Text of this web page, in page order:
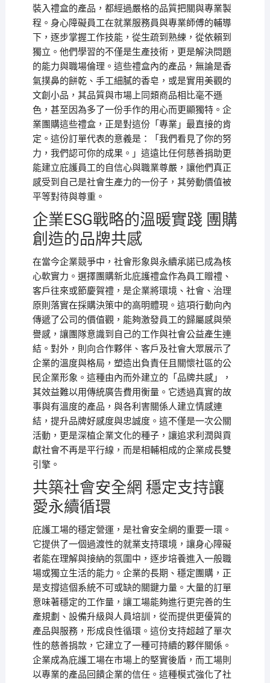
裝入禮盒的產品，都經過嚴格的品質把關與專業製
程。身心障礙員工在就業服務員與專業師傅的輔導
下，逐步掌握工作技能，從生疏到熟練，從依賴到
獨立。他們學習的不僅是生產技術，更是解決問題
的能力與職場倫理。這些禮盒內的產品，無論是香
氣撲鼻的餅乾、手工細膩的香皂，或是實用美觀的
文創小品，其品質與市場上同類商品相比毫不遜
色，甚至因為多了一份手作的用心而更顯獨特。企
業團購這些禮盒，正是對這份「專業」最直接的肯
定。這份訂單代表的意義是：「我們看見了你的努
力，我們認可你的成果。」這遠比任何慈善捐助更
能建立庇護員工的自信心與職業尊嚴，讓他們真正
感受到自己是社會生產力的一份子，其勞動價值被
平等對待與尊重。
企業ESG戰略的溫暖實踐 團購
創造的品牌共感
在當今企業競爭中，社會形象與永續承諾已成為核
心軟實力。選擇團購新北庇護禮盒作為員工贈禮、
客戶往來或節慶賀禮，是企業將環境、社會、治理
原則落實在採購決策中的高明體現。這項行動向內
傳遞了公司的價值觀，能夠激發員工的歸屬感與榮
譽感，讓團隊意識到自己的工作與社會公益產生連
結。對外，則向合作夥伴、客戶及社會大眾展示了
企業的溫度與格局，塑造出負責任且關懷社區的公
民企業形象。這種由內而外建立的「品牌共感」，
其效益難以用傳統廣告費用衡量。它透過真實的故
事與有溫度的產品，與各利害關係人建立情感連
結，提升品牌好感度與忠誠度。這不僅是一次公關
活動，更是深植企業文化的種子，讓追求利潤與貢
獻社會不再是平行線，而是相輔相成的企業成長雙
引擎。
共築社會安全網 穩定支持讓
愛永續循環
庇護工場的穩定營運，是社會安全網的重要一環。
它提供了一個過渡性的就業支持環境，讓身心障礙
者能在理解與接納的氛圍中，逐步培養進入一般職
場或獨立生活的能力。企業的長期、穩定團購，正
是支撐這個系統不可或缺的關鍵力量。大量的訂單
意味著穩定的工作量，讓工場能夠進行更完善的生
產規劃、設備升級與人員培訓，從而提供更優質的
產品與服務，形成良性循環。這份支持超越了單次
性的慈善捐款，它建立了一種可持續的夥伴關係。
企業成為庇護工場在市場上的堅實後盾，而工場則
以專業的產品回饋企業的信任。這種模式強化了社